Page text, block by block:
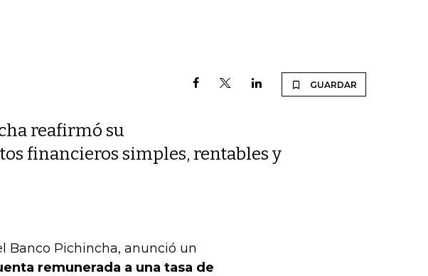
GUARDAR
reafirmó su
financieros simples, rentables y
Banco Pichincha, anunció un
remunerada a una tasa de